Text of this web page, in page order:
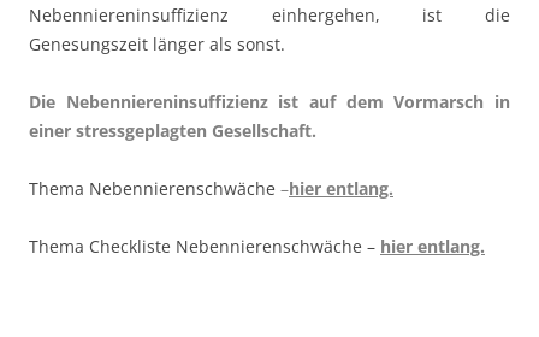
Nebenniereninsuffizienz einhergehen, ist die
Genesungszeit länger als sonst.
Die Nebenniereninsuffizienz ist auf dem Vormarsch in
einer stressgeplagten Gesellschaft.
Thema Nebennierenschwäche –hier entlang.
Thema Checkliste Nebennierenschwäche – hier entlang.